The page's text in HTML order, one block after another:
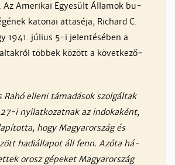
Az Ame­ri­kai Egye­sült Ál­la­mok bu­
ka­to­nai at­ta­sé­ja, Ri­chard C.
1941. jú­lius 5-i je­len­té­sé­ben a
töb­bek kö­zött a kö­vet­ke­ző­
Ra­hó el­le­ni tá­ma­dá­sok szol­gál­tak
i nyi­lat­ko­zat­nak az in­do­ka­ként,
hogy Ma­gyaror­szág és
ha­di­ál­la­pot áll fenn. Azóta há­
orosz gé­pe­ket Ma­gyaror­szág